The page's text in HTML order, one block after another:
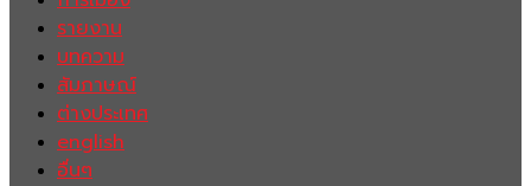
รายงาน
บทความ
สัมภาษณ์
ต่างประเทศ
english
อื่นๆ